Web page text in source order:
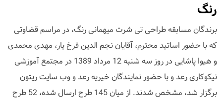
رنگ
برندگان مسابقه طراحی تی شرت میهمانی رنگ، در مراسم قضاوتی
که با حضور اساتید محترم، آقایان نجم الدین فرخ یار، مهدی محمدی
و هیوا پاشایی در روز سه شنبه 12 مرداد 1389 در مجتمع آموزشی
نیکوکاری رعد و با حضور نمایندگان خیریه رعد و وب سایت ریتون
برگزار شد، مشخص شدند. از میان 145 طرح ارسال شده، 52 طرح